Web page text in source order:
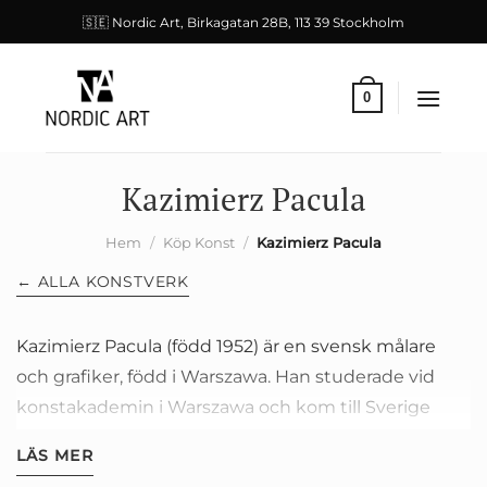
to
🇸🇪 Nordic Art, Birkagatan 28B, 113 39 Stockholm
0
Kazimierz Pacula
Hem / Köp Konst / Kazimierz Pacula
← ALLA KONSTVERK
Kazimierz Pacula (född 1952) är en svensk målare
och grafiker, född i Warszawa. Han studerade vid
konstakademin i Warszawa och kom till Sverige
LÄS MER